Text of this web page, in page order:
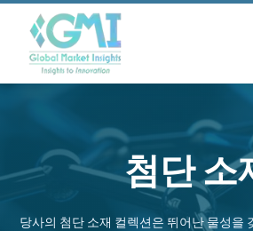
첨단 소
당사의 첨단 소재 컬렉션은 뛰어난 물성을